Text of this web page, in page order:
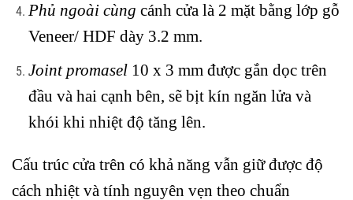
Phủ ngoài cùng cánh cửa là 2 mặt bằng lớp gỗ
Veneer/ HDF dày 3.2 mm.
Joint promasel10 x 3 mm được gắn dọc trên
đầu và hai cạnh bên, sẽ bịt kín ngăn lửa và
khói khi nhiệt độ tăng lên.
Cấu trúc cửa trên có khả năng vẫn giữ được độ
cách nhiệt và tính nguyên vẹn theo chuẩn